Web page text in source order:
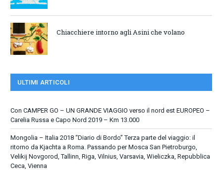
Chiacchiere intorno agli Asini che volano
ULTIMI ARTICOLI
Con CAMPER GO – UN GRANDE VIAGGIO verso il nord est EUROPEO –
Carelia Russa e Capo Nord 2019 – Km 13.000
Mongolia – Italia 2018 “Diario di Bordo” Terza parte del viaggio: il
ritorno da Kjachta a Roma. Passando per Mosca San Pietroburgo,
Velikij Novgorod, Tallinn, Riga, Vilnius, Varsavia, Wieliczka, Repubblica
Ceca, Vienna